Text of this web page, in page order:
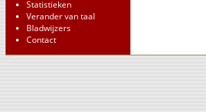
Statistieken
Verander van taal
Bladwijzers
Contact